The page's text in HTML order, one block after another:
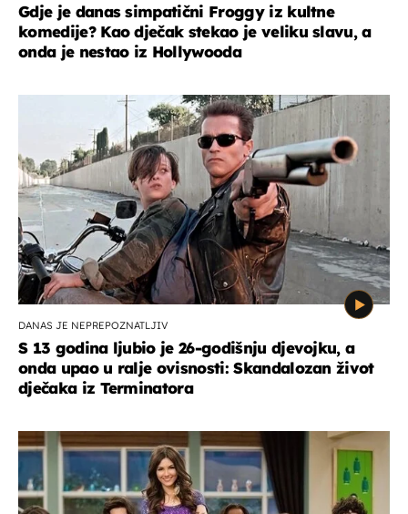
Gdje je danas simpatični Froggy iz kultne
komedije? Kao dječak stekao je veliku slavu, a
onda je nestao iz Hollywooda
DANAS JE NEPREPOZNATLJIV
S 13 godina ljubio je 26-godišnju djevojku, a
onda upao u ralje ovisnosti: Skandalozan život
dječaka iz Terminatora